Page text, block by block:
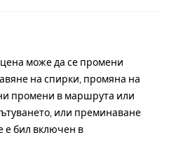
може да се промени
на спирки, промяна на
промени в маршрута или
или преминаване
е бил включен в